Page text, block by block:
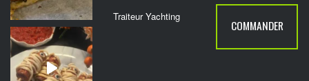
Traiteur Yachting
COMMANDER